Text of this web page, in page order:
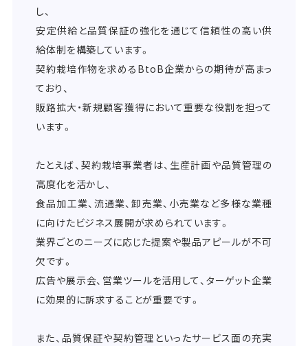
し、
安定供給と品質保証の強化を通じて信頼性の高い供
給体制を構築しています。
契約栽培作物を求めるBtoB企業からの期待が高まっ
ており、
販路拡大・新規顧客獲得において重要な役割を担って
います。
たとえば、契約栽培事業者は、生産計画や品質管理の
高度化を活かし、
食品加工業、流通業、卸売業、小売業など多様な業種
に向けたビジネス展開が求められています。
業界ごとのニーズに応じた提案や製品アピールが不可
欠です。
広告や展示会、営業ツールを活用して、ターゲット企業
に効果的に訴求することが重要です。
また、品質保証や契約管理といったサービス面の充実